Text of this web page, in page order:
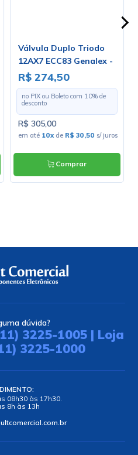
Válvula Duplo Triodo
12AX7 ECC83 Genalex -
Gold Lion
R$ 274,50
no PIX ou Boleto com 10% de
desconto
R$ 305,00
em até 10xde R$ 30,50 s/ juros
Comprar
dúvida?
3225-1005 | Loja
3225-1000
08h30 às 17h30.
8h às 13h